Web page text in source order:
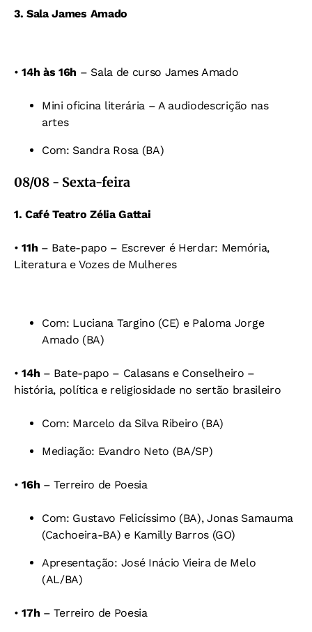
3. Sala James Amado
•14h às 16h – Sala de curso James Amado
Mini oficina literária – A audiodescrição nas
artes
Com: Sandra Rosa (BA)
08/08 - Sexta-feira
1. Café Teatro Zélia Gattai
•11h – Bate-papo – Escrever é Herdar: Memória,
Literatura e Vozes de Mulheres
Com: Luciana Targino (CE) e Paloma Jorge
Amado (BA)
•14h – Bate-papo – Calasans e Conselheiro –
história, política e religiosidade no sertão brasileiro
Com: Marcelo da Silva Ribeiro (BA)
Mediação: Evandro Neto (BA/SP)
•16h – Terreiro de Poesia
Com: Gustavo Felicíssimo (BA),Jonas Samauma
(Cachoeira-BA) e Kamilly Barros (GO)
Apresentação: José Inácio Vieira de Melo
(AL/BA)
•17h – Terreiro de Poesia